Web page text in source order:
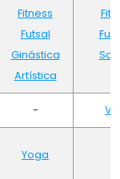
Fitness
Futsal
Ginástica
Artística
-
Yoga